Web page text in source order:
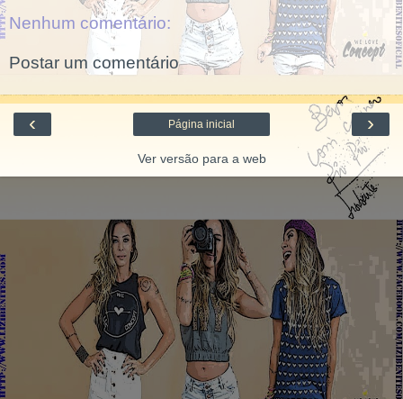
Nenhum comentário:
Postar um comentário
‹ ›
Página inicial
Ver versão para a web